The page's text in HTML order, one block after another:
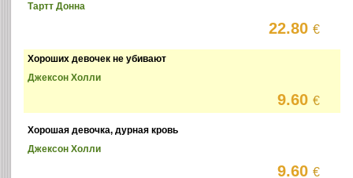
Тартт Донна
22.80€
Хороших девочек не убивают
Джексон Холли
9.60€
Хорошая девочка, дурная кровь
Джексон Холли
9.60€